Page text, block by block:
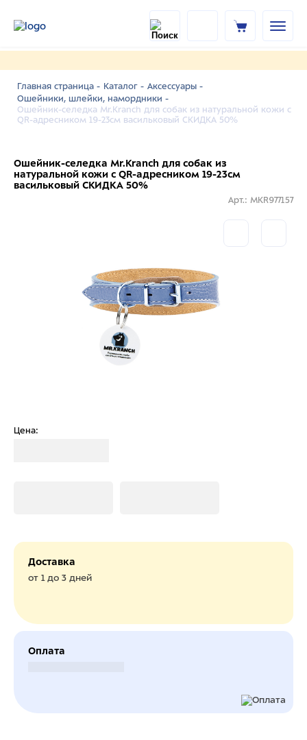
Главная страница - Каталог - Аксессуары -
Ошейники, шлейки, намордники -
Ошейник-селедка Mr.Kranch для собак из натуральной кожи с
QR-адресником 19-23см васильковый СКИДКА 50%
Ошейник-селедка Mr.Kranch для собак из
натуральной кожи с QR-адресником 19-23см
васильковый СКИДКА 50%
Арт.: MKR977157
Цена:
Доставка
от 1 до 3 дней
Оплата